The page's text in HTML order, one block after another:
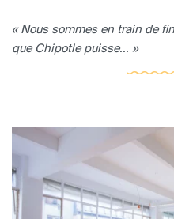
« Nous sommes en train de
que Chipotle puisse... »